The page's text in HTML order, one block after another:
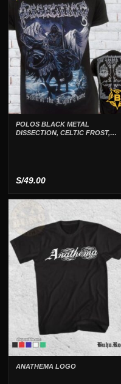
POLOS BLACK METAL
DISSECTION, CELTIC FROST,
S/49.00
ANATHEMA LOGO